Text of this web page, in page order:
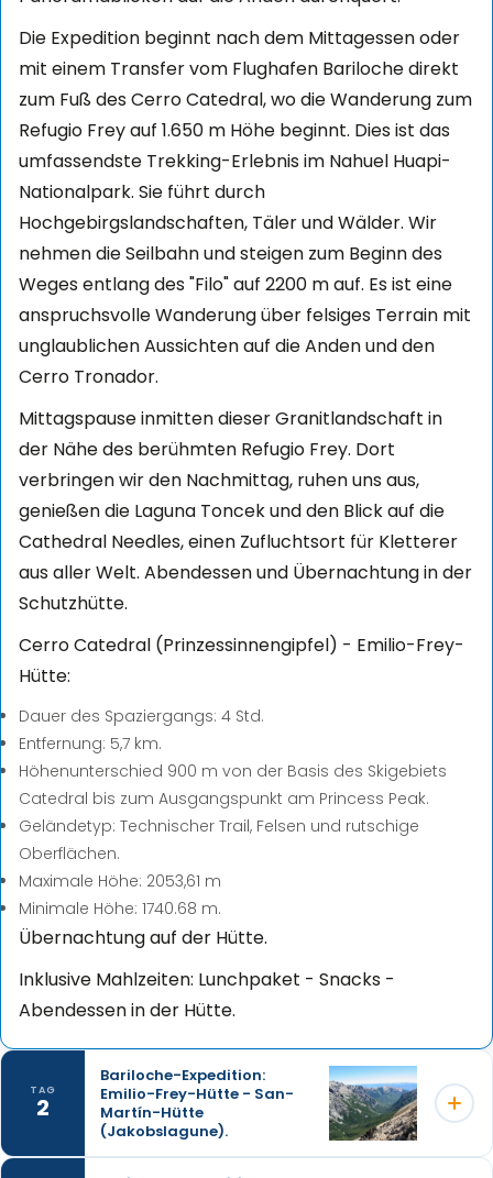
Die Expedition beginnt nach dem Mittagessen oder
mit einem Transfer vom Flughafen Bariloche direkt
zum Fuß des Cerro Catedral, wo die Wanderung zum
Refugio Frey auf 1.650 m Höhe beginnt. Dies ist das
umfassendste Trekking-Erlebnis im Nahuel Huapi-
Nationalpark. Sie führt durch
Hochgebirgslandschaften, Täler und Wälder. Wir
nehmen die Seilbahn und steigen zum Beginn des
Weges entlang des "Filo" auf 2200 m auf. Es ist eine
anspruchsvolle Wanderung über felsiges Terrain mit
unglaublichen Aussichten auf die Anden und den
Cerro Tronador.
Mittagspause inmitten dieser Granitlandschaft in
der Nähe des berühmten Refugio Frey. Dort
verbringen wir den Nachmittag, ruhen uns aus,
genießen die Laguna Toncek und den Blick auf die
Cathedral Needles, einen Zufluchtsort für Kletterer
aus aller Welt. Abendessen und Übernachtung in der
Schutzhütte.
Cerro Catedral (Prinzessinnengipfel) - Emilio-Frey-
Hütte:
Dauer des Spaziergangs: 4 Std.
Entfernung: 5,7 km.
Höhenunterschied 900 m von der Basis des Skigebiets
Catedral bis zum Ausgangspunkt am Princess Peak.
Geländetyp: Technischer Trail, Felsen und rutschige
Oberflächen.
Maximale Höhe: 2053,61 m
Minimale Höhe: 1740.68 m.
Übernachtung auf der Hütte.
Inklusive Mahlzeiten: Lunchpaket - Snacks -
Abendessen in der Hütte.
TAG
2
Bariloche-Expedition:
Emilio-Frey-Hütte - San-
Martín-Hütte
(Jakobslagune).